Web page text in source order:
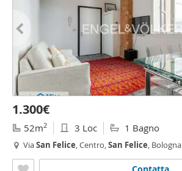
1.300€
52m2 3 Loc 1 Bagno
ViaSan Felice, Centro,San Felice, Bologna